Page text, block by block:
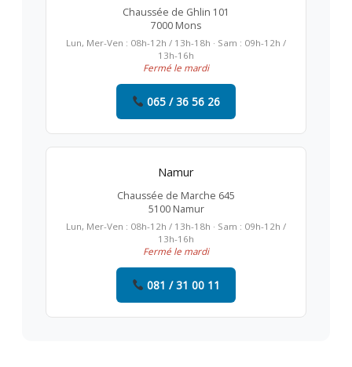
Chaussée de Ghlin 101
7000 Mons
Lun, Mer-Ven : 08h-12h / 13h-18h · Sam : 09h-12h /
13h-16h
Fermé le mardi
065 / 36 56 26
Namur
Chaussée de Marche 645
5100 Namur
Lun, Mer-Ven : 08h-12h / 13h-18h · Sam : 09h-12h /
13h-16h
Fermé le mardi
081 / 31 00 11